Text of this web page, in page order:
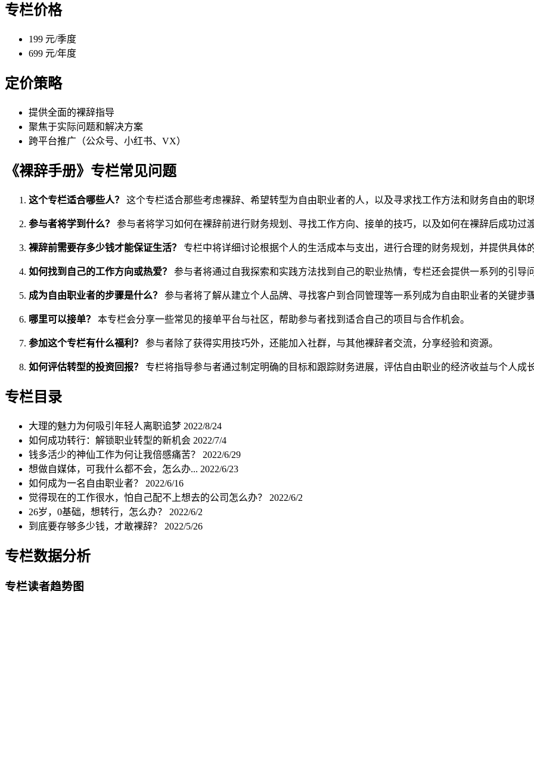
专栏价格
199 元/季度
699 元/年度
定价策略
提供全面的裸辞指导
聚焦于实际问题和解决方案
跨平台推广（公众号、小红书、VX）
《裸辞手册》专栏常见问题
这个专栏适合哪些人？ 这个专栏适合那些考虑裸辞、希望转型为自由职业者的人，以及寻求找工作方法和财务自由的职场
参与者将学到什么？ 参与者将学习如何在裸辞前进行财务规划、寻找工作方向、接单的技巧，以及如何在裸辞后成功过
裸辞前需要存多少钱才能保证生活？ 专栏中将详细讨论根据个人的生活成本与支出，进行合理的财务规划，并提供具体
如何找到自己的工作方向或热爱？ 参与者将通过自我探索和实践方法找到自己的职业热情，专栏还会提供一系列的引导
成为自由职业者的步骤是什么？ 参与者将了解从建立个人品牌、寻找客户到合同管理等一系列成为自由职业者的关键步骤
哪里可以接单？ 本专栏会分享一些常见的接单平台与社区，帮助参与者找到适合自己的项目与合作机会。
参加这个专栏有什么福利？ 参与者除了获得实用技巧外，还能加入社群，与其他裸辞者交流，分享经验和资源。
如何评估转型的投资回报？ 专栏将指导参与者通过制定明确的目标和跟踪财务进展，评估自由职业的经济收益与个人成长
专栏目录
大理的魅力为何吸引年轻人离职追梦 2022/8/24
如何成功转行：解锁职业转型的新机会 2022/7/4
钱多活少的神仙工作为何让我倍感痛苦？ 2022/6/29
想做自媒体，可我什么都不会，怎么办... 2022/6/23
如何成为一名自由职业者？ 2022/6/16
觉得现在的工作很水，怕自己配不上想去的公司怎么办？ 2022/6/2
26岁，0基础，想转行，怎么办？ 2022/6/2
到底要存够多少钱，才敢裸辞？ 2022/5/26
专栏数据分析
专栏读者趋势图